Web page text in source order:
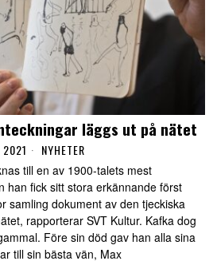
läggs ut på nätet
2021 NYHETER
till en av 1900-talets mest
han fick sitt stora erkännande först
samling dokument av den tjeckiska
rapporterar SVT Kultur. Kafka dog
Före sin död gav han alla sina
till sin bästa vän, Max